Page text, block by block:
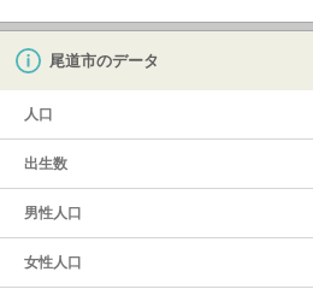
尾道市のデータ
人口
出生数
男性人口
女性人口